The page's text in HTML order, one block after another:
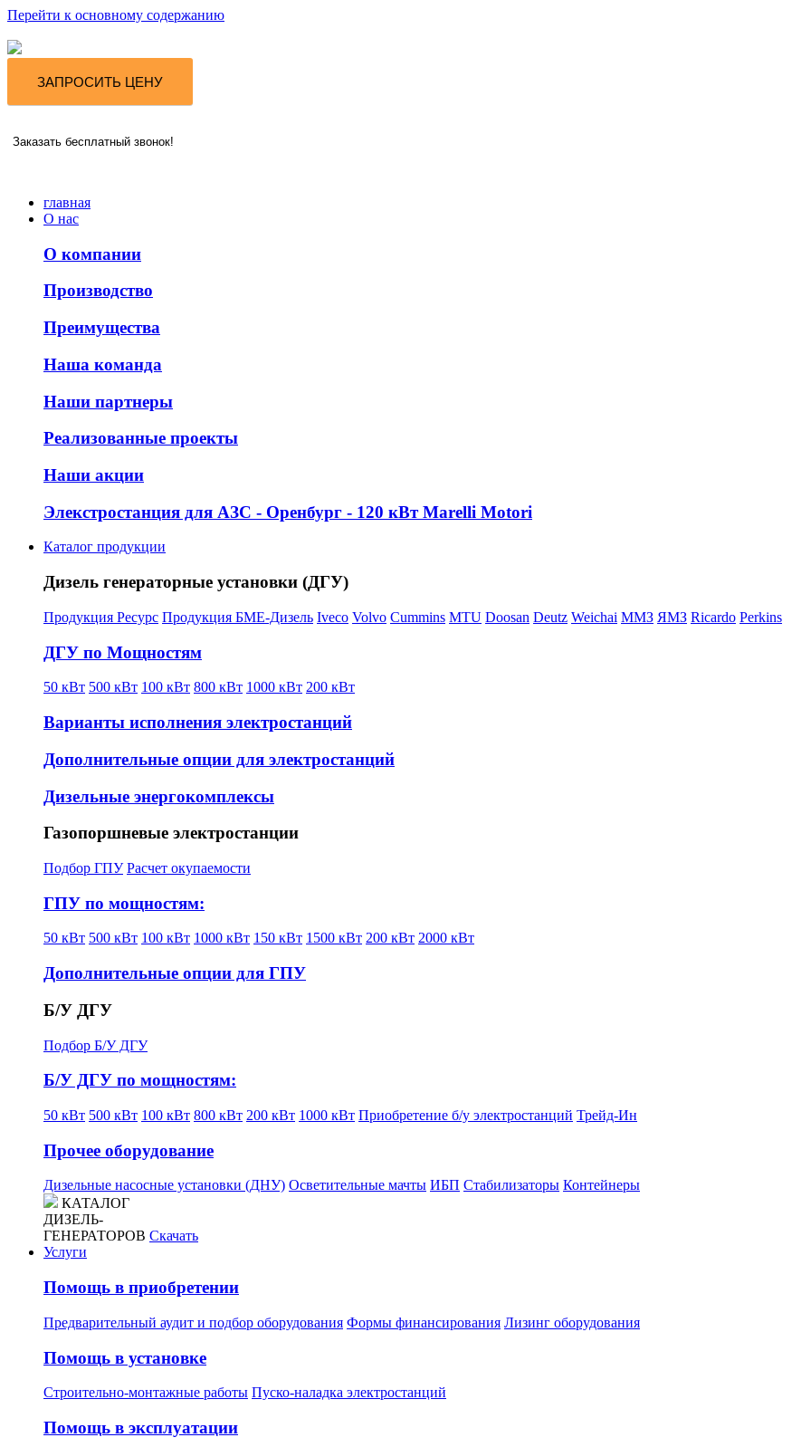
Перейти к основному содержанию
ЗАПРОСИТЬ ЦЕНУ
Заказать бесплатный звонок!
главная
О нас
О компании
Производство
Преимущества
Наша команда
Наши партнеры
Реализованные проекты
Наши акции
Элекстростанция для АЗС - Оренбург - 120 кВт Marelli Motori
Каталог продукции
Дизель генераторные установки (ДГУ)
Продукция Ресурс Продукция БМЕ-Дизель Iveco Volvo Cummins MTU Doosan Deutz Weichai ММЗ ЯМЗ Ricardo Perkins
ДГУ по Мощностям
50 кВт 500 кВт 100 кВт 800 кВт 1000 кВт 200 кВт
Варианты исполнения электростанций
Дополнительные опции для электростанций
Дизельные энергокомплексы
Газопоршневые электростанции
Подбор ГПУ Расчет окупаемости
ГПУ по мощностям:
50 кВт 500 кВт 100 кВт 1000 кВт 150 кВт 1500 кВт 200 кВт 2000 кВт
Дополнительные опции для ГПУ
Б/У ДГУ
Подбор Б/У ДГУ
Б/У ДГУ по мощностям:
50 кВт 500 кВт 100 кВт 800 кВт 200 кВт 1000 кВт Приобретение б/у электростанций Трейд-Ин
Прочее оборудование
Дизельные насосные установки (ДНУ) Осветительные мачты ИБП Стабилизаторы Контейнеры
КАТАЛОГ
ДИЗЕЛЬ-
ГЕНЕРАТОРОВ Скачать
Услуги
Помощь в приобретении
Предварительный аудит и подбор оборудования Формы финансирования Лизинг оборудования
Помощь в установке
Строительно-монтажные работы Пуско-наладка электростанций
Помощь в эксплуатации